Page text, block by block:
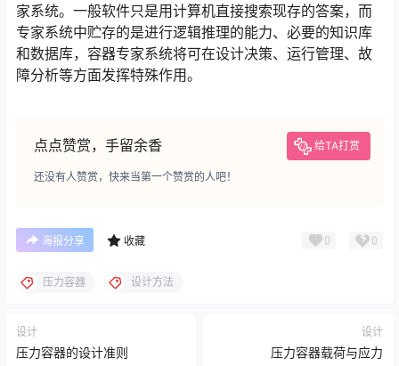
家系统。一般软件只是用计算机直接搜索现存的答案，而
专家系统中贮存的是进行逻辑推理的能力、必要的知识库
和数据库，容器专家系统将可在设计决策、运行管理、故
障分析等方面发挥特殊作用。
点点赞赏，手留余香 给TA打赏
还没有人赞赏，快来当第一个赞赏的人吧！
海报分享 收藏 0 0
压力容器 设计方法
设计
压力容器的设计准则
设计
压力容器载荷与应力